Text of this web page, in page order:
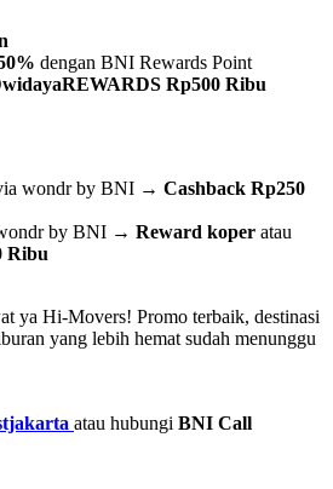
dengan BNI Rewards Point
Rp500 Ribu
wondr by BNI → Cashback Rp250
by BNI → Reward koper atau
Ribu
ya Hi-Movers! Promo terbaik, destinasi
yang lebih hemat sudah menunggu
atau hubungi BNI Call